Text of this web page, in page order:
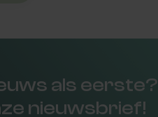
als eerste?
nieuwsbrief!